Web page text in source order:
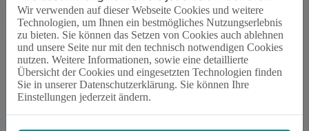
Sie bekommen eine transparente Kostenaufstellung und
Beratung
Qualität vom Fachmann
Wir verbauen ausschließlich Markenprodukte führender
Wir verwenden auf dieser Webseite Cookies und weitere
Technologien, um Ihnen ein bestmögliches Nutzungserlebnis
zu bieten. Sie können das Setzen von Cookies auch ablehnen
und unsere Seite nur mit den technisch notwendigen Cookies
nutzen. Weitere Informationen, sowie eine detaillierte
Übersicht der Cookies und eingesetzten Technologien finden
Sie in unserer Datenschutzerklärung. Sie können Ihre
Einstellungen jederzeit ändern.